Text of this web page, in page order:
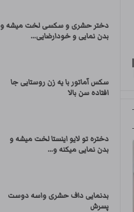
دختر حشری و سکسی لخت میشه و
بدن نمایی و خودارضایی...
سکس آماتور با یه زن روستایی جا
افتاده سن بالا
دختره تو لایو اینستا لخت میشه و
بدن نمایی میکنه و...
بدنمایی داف حشری واسه دوست
پسرش